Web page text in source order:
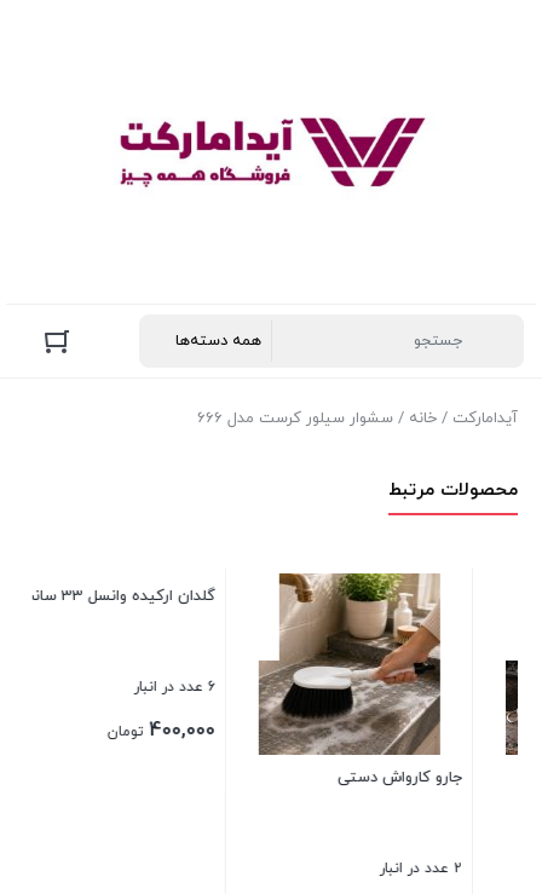
آیدامارکت / خانه / سشوار سیلور کرست مدل 666
محصولات مرتبط
جارو کارواش دستی